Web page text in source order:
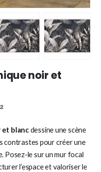
noir et
et blancdessine une scène
contrastes pour créer une
Posez-le sur un mur focal
l’espace et valoriser le